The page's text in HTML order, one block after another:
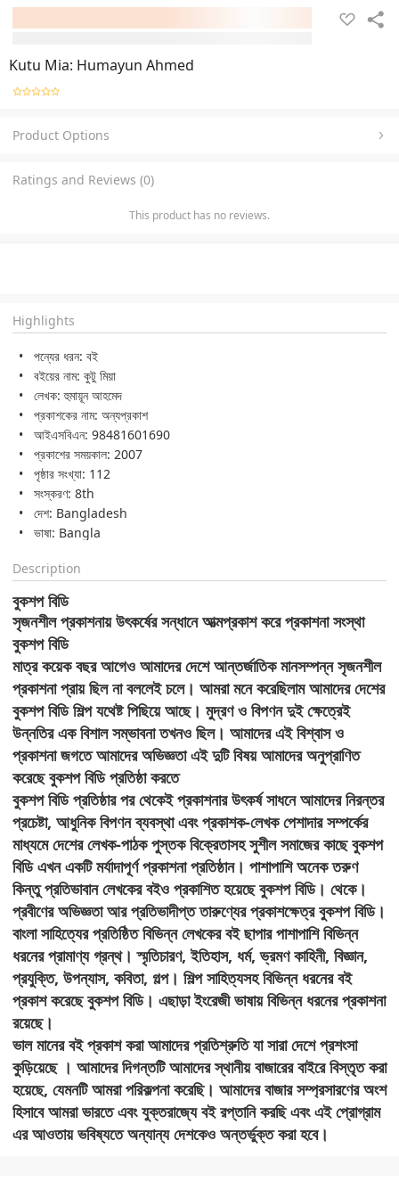
Kutu Mia: Humayun Ahmed
Product Options
Ratings and Reviews (0)
This product has no reviews.
Highlights
পন্যের ধরন: বই
বইয়ের নাম: কুটু মিয়া
লেখক: হুমায়ূন আহমেদ
প্রকাশকের নাম: অন্যপ্রকাশ
আইএসবিএন: 98481601690
প্রকাশের সময়কাল: 2007
পৃষ্ঠার সংখ্যা: 112
সংস্করণ: 8th
দেশ: Bangladesh
ভাষা: Bangla
Description
বুকশপ বিডি
সৃজনশীল প্রকাশনায় উৎকর্ষের সন্ধানে আত্মপ্রকাশ করে প্রকাশনা সংস্থা
বুকশপ বিডি
মাত্র কয়েক বছর আগেও আমাদের দেশে আন্তর্জাতিক মানসম্পন্ন সৃজনশীল
প্রকাশনা প্রায় ছিল না বললেই চলে। আমরা মনে করেছিলাম আমাদের দেশের
বুকশপ বিডি শিল্প যথেষ্ট পিছিয়ে আছে। মুদ্রণ ও বিপণন দুই ক্ষেত্রেই
উন্নতির এক বিশাল সম্ভাবনা তখনও ছিল। আমাদের এই বিশ্বাস ও
প্রকাশনা জগতে আমাদের অভিজ্ঞতা এই দুটি বিষয় আমাদের অনুপ্রাণিত
করেছে বুকশপ বিডি প্রতিষ্ঠা করতে
বুকশপ বিডি প্রতিষ্ঠার পর থেকেই প্রকাশনার উৎকর্ষ সাধনে আমাদের নিরন্তর
প্রচেষ্টা, আধুনিক বিপণন ব্যবস্থা এবং প্রকাশক-লেখক পেশাদার সম্পর্কের
মাধ্যমে দেশের লেখক-পাঠক পুস্তক বিক্রেতাসহ সুশীল সমাজের কাছে বুকশপ
বিডি এখন একটি মর্যাদাপূর্ণ প্রকাশনা প্রতিষ্ঠান। পাশাপাশি অনেক তরুণ
কিন্তু প্রতিভাবান লেখকের বইও প্রকাশিত হয়েছে বুকশপ বিডি। থেকে।
প্রবীণের অভিজ্ঞতা আর প্রতিভাদীপ্ত তারুণ্যের প্রকাশক্ষেত্র বুকশপ বিডি।
বাংলা সাহিত্যের প্রতিষ্ঠিত বিভিন্ন লেখকের বই ছাপার পাশাপাশি বিভিন্ন
ধরনের প্রামাণ্য গ্রন্থ। স্মৃতিচারণ, ইতিহাস, ধর্ম, ভ্রমণ কাহিনী, বিজ্ঞান,
প্রযুক্তি, উপন্যাস, কবিতা, গল্প। শিল্প সাহিত্যসহ বিভিন্ন ধরনের বই
প্রকাশ করেছে বুকশপ বিডি। এছাড়া ইংরেজী ভাষায় বিভিন্ন ধরনের প্রকাশনা
রয়েছে।
ভাল মানের বই প্রকাশ করা আমাদের প্রতিশ্রুতি যা সারা দেশে প্রশংসা
কুড়িয়েছে । আমাদের দিগন্তটি আমাদের স্থানীয় বাজারের বাইরে বিস্তৃত করা
হয়েছে, যেমনটি আমরা পরিকল্পনা করেছি। আমাদের বাজার সম্প্রসারণের অংশ
হিসাবে আমরা ভারতে এবং যুক্তরাজ্যে বই রপ্তানি করছি এবং এই প্রোগ্রাম
এর আওতায় ভবিষ্যতে অন্যান্য দেশকেও অন্তর্ভুক্ত করা হবে।